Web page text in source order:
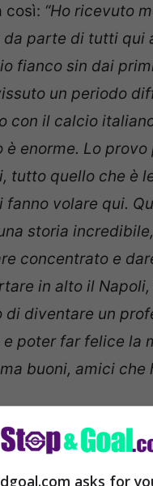
così: “Ho ricevuto
da parte di tutti qui
fianco sin dai
un periodo
con il calcio
è enorme. Lo
tutto quello che è
fanno volare qui.
storia
concentrato e
in alto il
di diventare un
poter far felice la
buoni, amici che
asks for